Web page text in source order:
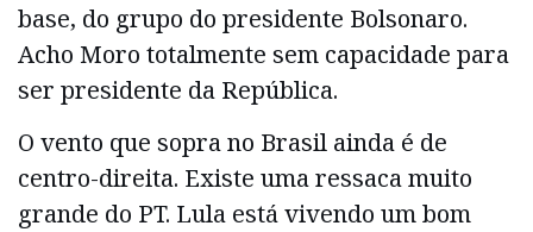
base, do grupo do presidente Bolsonaro.
Acho Moro totalmente sem capacidade para
ser presidente da República.
O vento que sopra no Brasil ainda é de
centro-direita. Existe uma ressaca muito
grande do PT. Lula está vivendo um bom